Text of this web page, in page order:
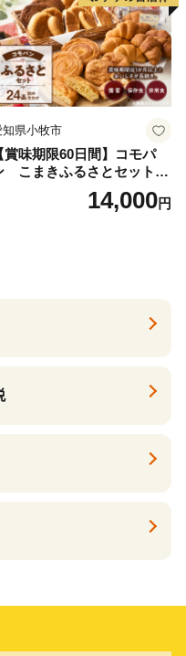
知県小牧市
賞味期限60日間】コモパ
こまきふるさとセット
24個入り）／災害用備蓄
存食 非常食 防災グッズに
14,000円